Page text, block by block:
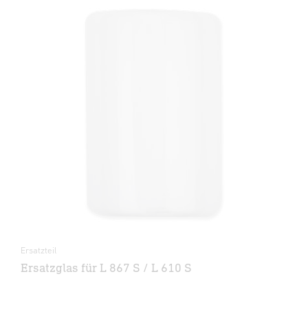
Ersatzteil
Ersatzglas für L 867 S / L 610 S